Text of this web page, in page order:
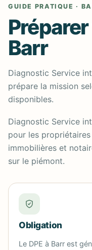
GUIDE PRATIQUE ·
Préparer
Barr
Diagnostic Service
prépare la mission
disponibles.
Diagnostic Service
pour les
immobilières et
sur le piémont.
Obligation
Le DPE à Barr est